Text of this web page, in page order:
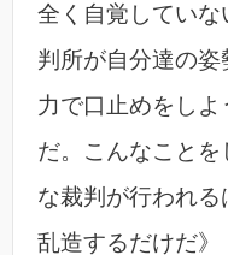
全く自覚してい
判所が自分達の
力で口止めをし
だ。こんなこと
な裁判が行われ
乱造するだけだ》